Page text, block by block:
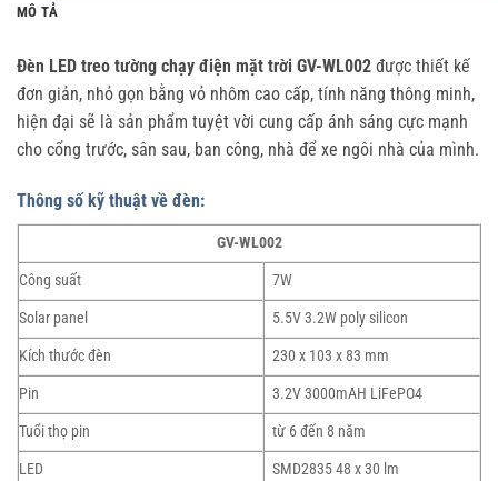
MÔ TẢ
Đèn LED treo tường chạy điện mặt trời GV-WL002 được thiết kế
đơn giản, nhỏ gọn bằng vỏ nhôm cao cấp, tính năng thông minh,
hiện đại sẽ là sản phẩm tuyệt vời cung cấp ánh sáng cực mạnh
cho cổng trước, sân sau, ban công, nhà để xe ngôi nhà của mình.
Thông số kỹ thuật về đèn:
GV-WL002
Công suất
7W
Solar panel
5.5V 3.2W poly silicon
Kích thước đèn
230 x 103 x 83 mm
Pin
3.2V 3000mAH LiFePO4
Tuổi thọ pin
từ 6 đến 8 năm
LED
SMD2835 48 x 30 lm